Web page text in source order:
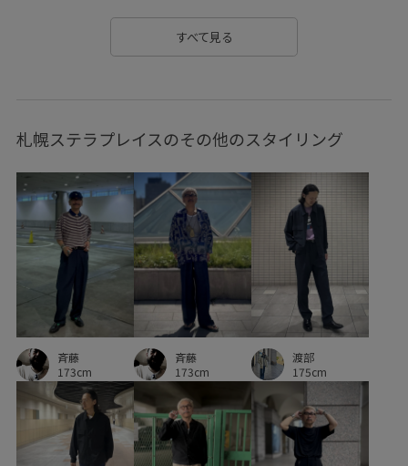
すべて見る
札幌ステラプレイスのその他のスタイリング
斉藤
173cm
斉藤
173cm
渡部
175cm